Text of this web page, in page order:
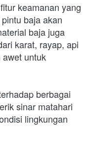
keamanan yang
baja akan
baja juga
karat, rayap, api
untuk
berbagai
sinar matahari
lingkungan